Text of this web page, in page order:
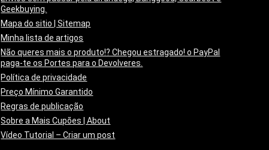
Geekbuying.
Mapa do sitio | Sitemap
Minha lista de artigos
Não queres mais o produto!? Chegou estragado! o PayPal
paga-te os Portes para o Devolveres.
Política de privacidade
Preço Mínimo Garantido
Regras de publicação
Sobre a Mais Cupões | About
Vídeo Tutorial – Criar um post